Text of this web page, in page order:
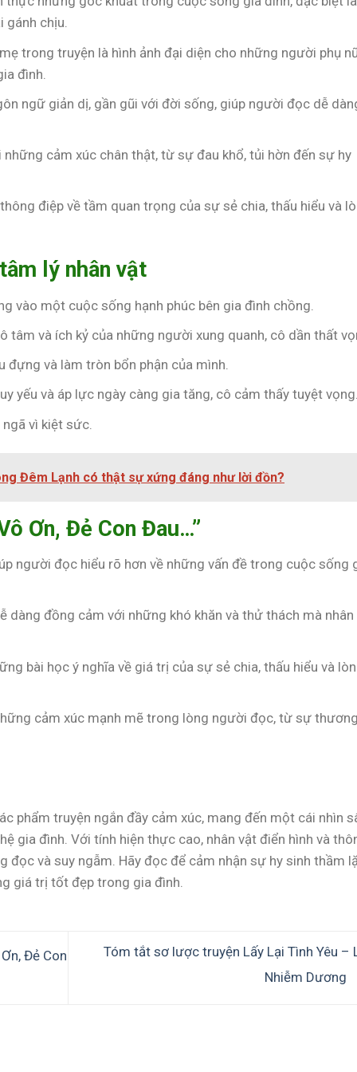
gánh chịu.
trong truyện là hình ảnh đại diện cho những người phụ
đình.
ngữ giản dị, gần gũi với đời sống, giúp người đọc dễ
những cảm xúc chân thật, từ sự đau khổ, tủi hờn đến sự hy
điệp về tầm quan trọng của sự sẻ chia, thấu hiểu và
lý nhân vật
vào một cuộc sống hạnh phúc bên gia đình chồng.
tâm và ích kỷ của những người xung quanh, cô dần thất
đựng và làm tròn bổn phận của mình.
yếu và áp lực ngày càng gia tăng, cô cảm thấy tuyệt
vì kiệt sức.
Đêm Lạnh có thật sự xứng đáng như lời đồn?
Ơn, Đẻ Con Đau…”
người đọc hiểu rõ hơn về những vấn đề trong cuộc sống
dàng đồng cảm với những khó khăn và thử thách mà nhân
bài học ý nghĩa về giá trị của sự sẻ chia, thấu hiểu và
cảm xúc mạnh mẽ trong lòng người đọc, từ sự
phẩm truyện ngắn đầy cảm xúc, mang đến một cái nhìn
gia đình. Với tính hiện thực cao, nhân vật điển hình và
đọc và suy ngẫm. Hãy đọc để cảm nhận sự hy sinh thầm
giá trị tốt đẹp trong gia đình.
Đẻ Con
Tóm tắt sơ lược truyện Lấy Lại Tình Yêu –
Nhiễm Dương